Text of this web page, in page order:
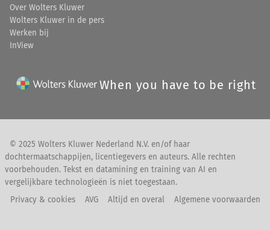
Over Wolters Kluwer
Wolters Kluwer in de pers
Werken bij
InView
When you have to be right
© 2025 Wolters Kluwer Nederland N.V. en/of haar
dochtermaatschappijen, licentiegevers en auteurs. Alle rechten
voorbehouden. Tekst en datamining en training van AI en
vergelijkbare technologieën is niet toegestaan.
Privacy & cookies
AVG Altijd en overal Algemene voorwaarden